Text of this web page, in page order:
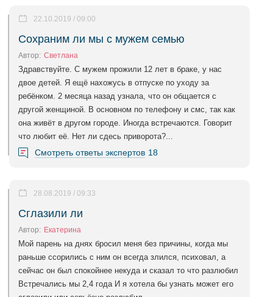
Сохраним ли мы с мужем семью
22.10.2019 / 09:00
Автор: Светлана
Здравствуйте. С мужем прожили 12 лет в браке, у нас
двое детей. Я ещё нахожусь в отпуске по уходу за
ребёнком. 2 месяца назад узнала, что он общается с
другой женщиной. В основном по телефону и смс, так как
она живёт в другом городе. Иногда встречаются. Говорит
что любит её. Нет ли сдесь приворота?...
Смотреть ответы экспертов 18
Сглазили ли
28.08.2019 / 09:33
Автор: Екатерина
Мой парень на днях бросил меня без причины, когда мы
раньше ссорились с ним он всегда злился, психовал, а
сейчас он был спокойнее некуда и сказал то что разлюбил
Встречались мы 2,4 года И я хотела бы узнать может его